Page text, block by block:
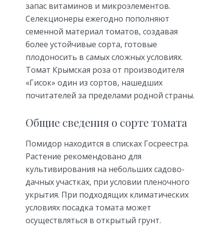
запас витаминов и микроэлементов.
Селекционеры ежегодно пополняют
семенной материал томатов, создавая
более устойчивые сорта, готовые
плодоносить в самых сложных условиях.
Томат Крымская роза от производителя
«Гисок» один из сортов, нашедших
почитателей за пределами родной страны.
Общие сведения о сорте томата
Помидор находится в списках Госреестра.
Растение рекомендовано для
культивирования на небольших садово-
дачных участках, при условии пленочного
укрытия. При подходящих климатических
условиях посадка томата может
осуществляться в открытый грунт.